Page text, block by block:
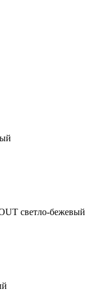
светло-бежевый